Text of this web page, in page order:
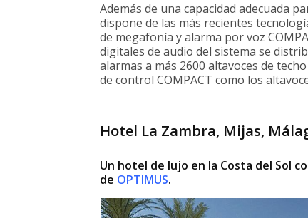
Además de una capacidad adecuada
dispone de las más recientes
de megafonía y alarma por voz
digitales de audio del sistema se
alarmas a más 2600 altavoces de
de control COMPACT como los
Hotel La Zambra, Mijas,
Un hotel de lujo en la Costa del Sol
de OPTIMUS.